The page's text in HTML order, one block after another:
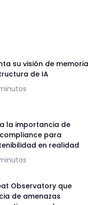
su visión de memoria
de IA
la importancia de
para
en realidad
Observatory que
de amenazas